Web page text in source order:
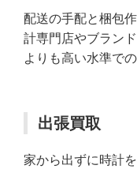
配送の手配と梱包
計専門店やブラン
よりも高い水準で
出張買取
家から出ずに時計